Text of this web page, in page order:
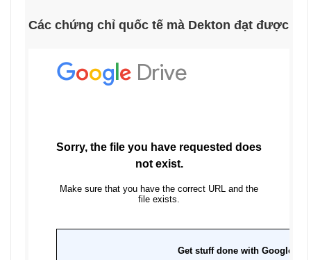
Các chứng chỉ quốc tế mà Dekton đạt được